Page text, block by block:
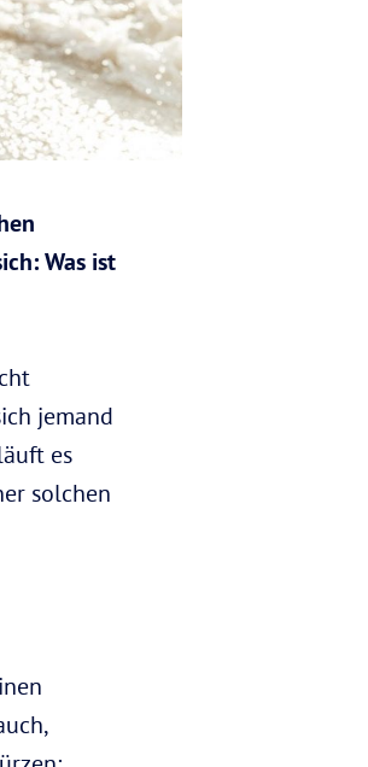
Was ist
jemand
es
solchen